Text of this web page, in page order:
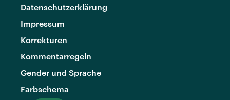
Datenschutzerklärung
Impressum
Korrekturen
Kommentarregeln
Gender und Sprache
Farbschema